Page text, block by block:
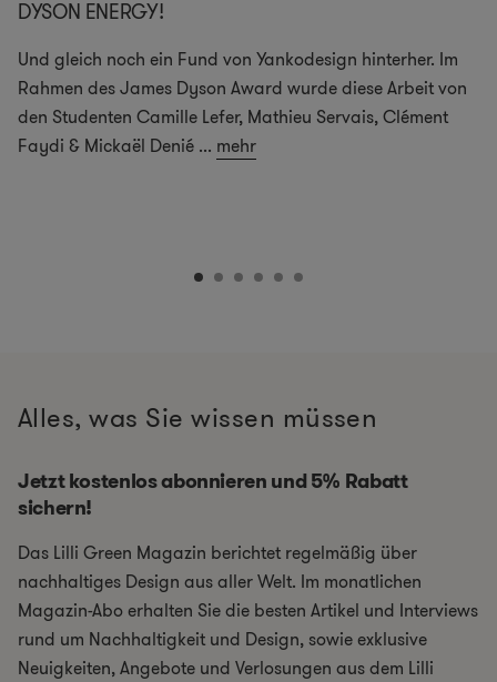
DYSON ENERGY!
Und gleich noch ein Fund von Yankodesign hinterher. Im
Rahmen des James Dyson Award wurde diese Arbeit von
den Studenten Camille Lefer, Mathieu Servais, Clément
Faydi & Mickaël Denié ... mehr
Alles, was Sie wissen müssen
Jetzt kostenlos abonnieren und 5% Rabatt
sichern!
Das Lilli Green Magazin berichtet regelmäßig über
nachhaltiges Design aus aller Welt. Im monatlichen
Magazin-Abo erhalten Sie die besten Artikel und Interviews
rund um Nachhaltigkeit und Design, sowie exklusive
Neuigkeiten, Angebote und Verlosungen aus dem Lilli